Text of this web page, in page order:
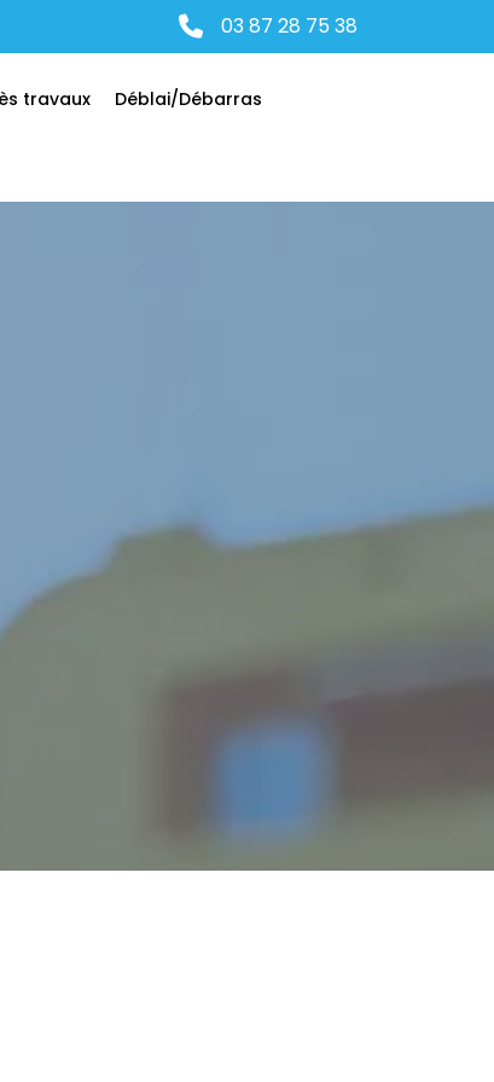
03 87 28 75 38
travaux Déblai/Débarras